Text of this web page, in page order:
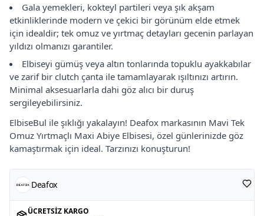
Gala yemekleri, kokteyl partileri veya şık akşam
etkinliklerinde modern ve çekici bir görünüm elde etmek
için idealdir; tek omuz ve yırtmaç detayları gecenin parlayan
yıldızı olmanızı garantiler.
Elbiseyi gümüş veya altın tonlarında topuklu ayakkabılar
ve zarif bir clutch çanta ile tamamlayarak ışıltınızı artırın.
Minimal aksesuarlarla dahi göz alıcı bir duruş
sergileyebilirsiniz.
ElbiseBul ile şıklığı yakalayın! Deafox markasının Mavi Tek
Omuz Yırtmaçlı Maxi Abiye Elbisesi, özel günlerinizde göz
kamaştırmak için ideal. Tarzınızı konuşturun!
Deafox
ÜCRETSIZ KARGO